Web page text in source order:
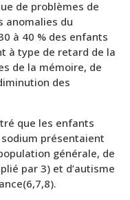
de problèmes de
anomalies du
à 40 % des enfants
à type de retard de la
de la mémoire, de
des
que les enfants
présentaient
générale, de
par 3) et d’autisme